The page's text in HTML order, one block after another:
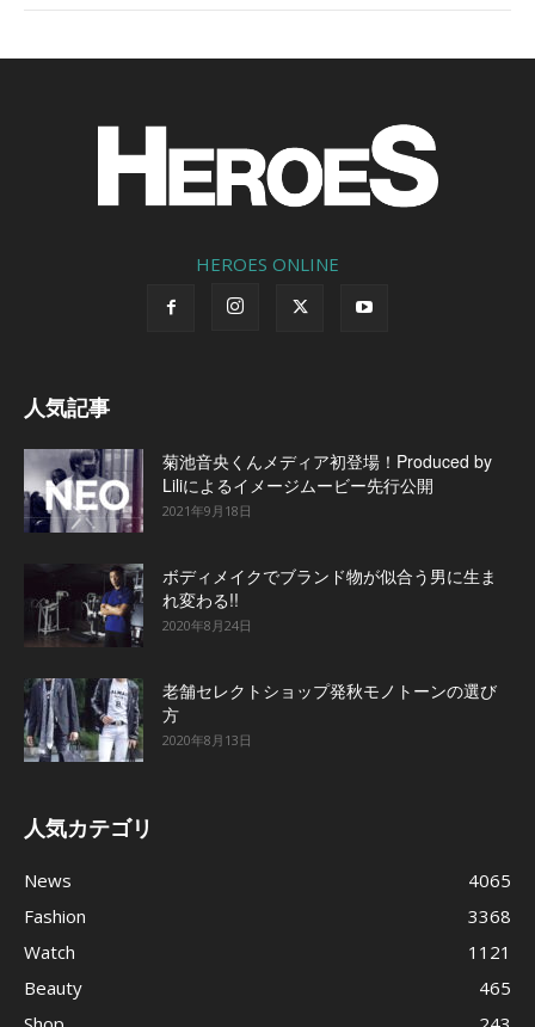
HEROES ONLINE
人気記事
菊池音央くんメディア初登場！Produced by
Liliによるイメージムービー先行公開
2021年9月18日
ボディメイクでブランド物が似合う男に生ま
れ変わる!!
2020年8月24日
老舗セレクトショップ発秋モノトーンの選び
方
2020年8月13日
人気カテゴリ
News
4065
Fashion
3368
Watch
1121
Beauty
465